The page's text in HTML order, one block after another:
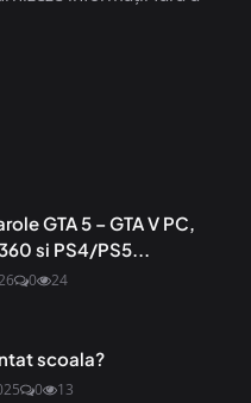
GTA 5 – GTA V PC,
si PS4/PS5...
0 24
scoala?
0 13